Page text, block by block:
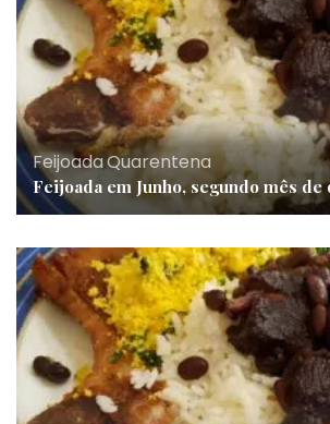
Feijoada,Quarentena
Feijoada em Junho, segundo mês de